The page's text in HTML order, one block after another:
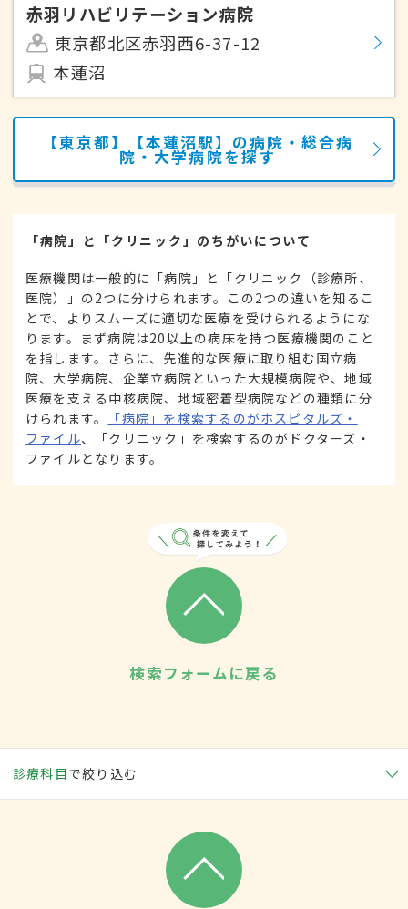
赤羽リハビリテーション病院
東京都北区赤羽西6-37-12
本蓮沼
【東京都】【本蓮沼駅】の病院・総合病
院・大学病院を探す
「病院」と「クリニック」のちがいについて
医療機関は一般的に「病院」と「クリニック（診療所、
医院）」の2つに分けられます。この2つの違いを知るこ
とで、よりスムーズに適切な医療を受けられるようにな
ります。まず病院は20以上の病床を持つ医療機関のこと
を指します。さらに、先進的な医療に取り組む国立病
院、大学病院、企業立病院といった大規模病院や、地域
医療を支える中核病院、地域密着型病院などの種類に分
けられます。
「病院」を検索するのがホスピタルズ・
ファイル、「クリニック」を検索するのがドクターズ・
ファイルとなります。
検索フォームに戻る
診療科目で絞り込む